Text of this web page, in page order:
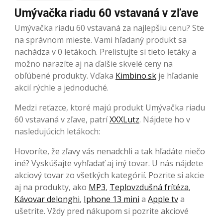
Umývačka riadu 60 vstavaná v zľave
Umývačka riadu 60 vstavaná za najlepšiu cenu? Ste
na správnom mieste. Vami hľadaný produkt sa
nachádza v 0 letákoch. Prelistujte si tieto letáky a
možno narazíte aj na ďalšie skvelé ceny na
obľúbené produkty. Vďaka Kimbino.sk je hľadanie
akcií rýchle a jednoduché.
Medzi reťazce, ktoré majú produkt Umývačka riadu
60 vstavaná v zľave, patríXXXLutz. Nájdete ho v
nasledujúcich letákoch:
Hovoríte, že zľavy vás nenadchli a tak hľadáte niečo
iné? Vyskúšajte vyhľadať aj iný tovar. U nás nájdete
akciový tovar zo všetkých kategórií. Pozrite si akcie
aj na produkty, ako MP3, Teplovzdušná frítéza,
Kávovar delonghi, Iphone 13 mini a Apple tva
ušetrite. Vždy pred nákupom si pozrite akciové